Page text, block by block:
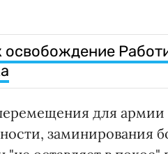
освобождение
для
заминирования